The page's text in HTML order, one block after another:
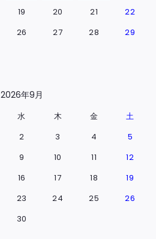
19 20 21
22
26 27 28
29
2026年9月
水 木 金
土
2 3 4
5
9 10 11
12
16 17 18
19
23 24 25
26
30